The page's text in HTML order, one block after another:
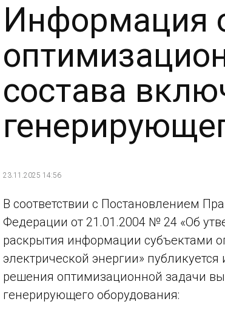
Информация
состава
23.11.2025 14:56
В соответствии с Постановлением
Федерации от 21.01.2004 № 24 «Об
раскрытия информации субъектами
электрической энергии»
решения оптимизационной задачи
генерирующего оборудования: